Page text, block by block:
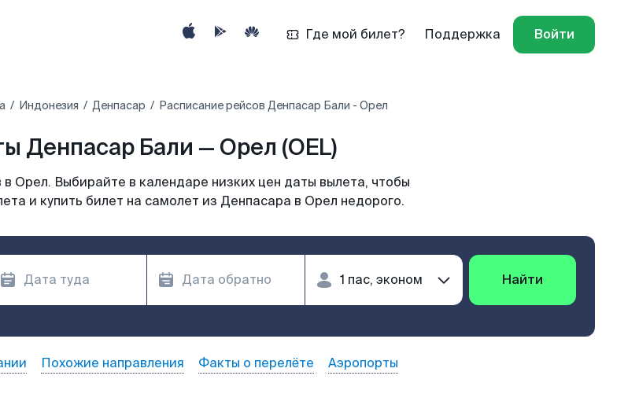
Где мой билет? Поддержка Войти
Индонезия Денпасар Расписание рейсов Денпасар Бали - Орел
Денпасар Бали — Орел (OEL)
Орел. Выбирайте в календаре низких цен даты вылета, чтобы
и купить билет на самолет из Денпасара в Орел недорого.
Найти
Похожие направления Факты о перелёте Аэропорты